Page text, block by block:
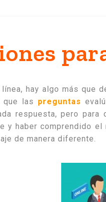
línea, hay algo más que
que las preguntas
respuesta, pero para
y haber comprendido el
de manera diferente.